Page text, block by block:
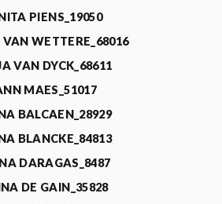
PIENS_19050
WETTERE_68016
VAN DYCK_68611
MAES_51017
BALCAEN_28929
BLANCKE_84813
DARAGAS_8487
DE GAIN_35828